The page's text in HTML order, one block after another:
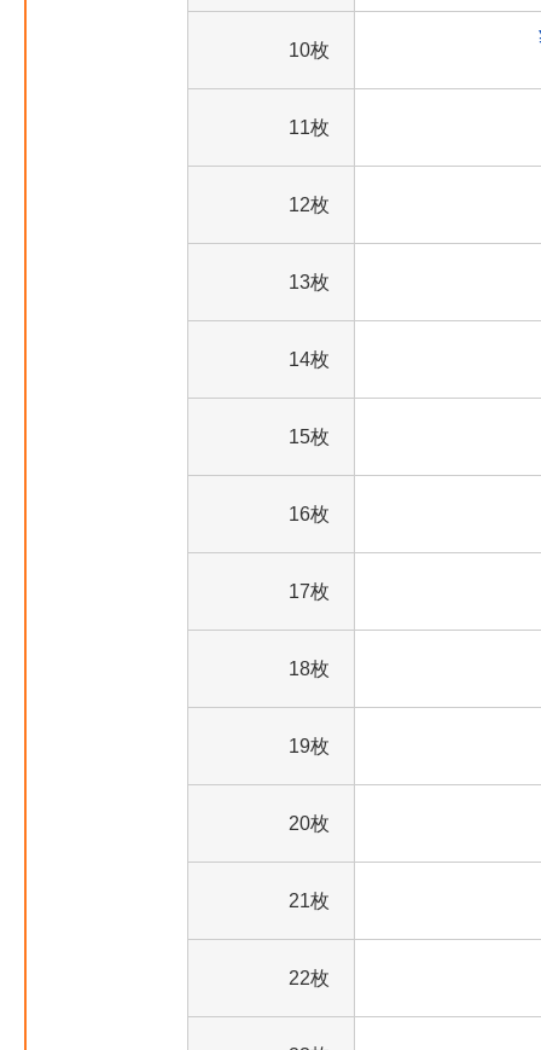
10枚
11枚
12枚
13枚
14枚
15枚
16枚
17枚
18枚
19枚
20枚
21枚
22枚